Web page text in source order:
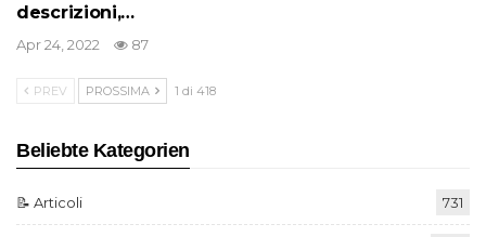
descrizioni,…
Apr 24, 2022 87
PREV PROSSIMA 1 di 418
Beliebte Kategorien
📝 Articoli 731